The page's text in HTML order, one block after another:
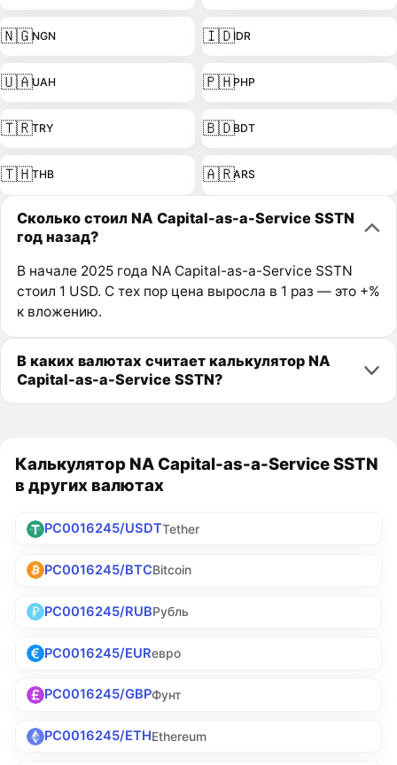
🇳🇬NGN 🇮🇩IDR
🇺🇦UAH 🇵🇭PHP
🇹🇷TRY 🇧🇩BDT
🇹🇭THB 🇦🇷ARS
Сколько стоил NA Capital-as-a-Service SSTN
год назад?
В начале 2025 года NA Capital-as-a-Service SSTN
стоил 1 USD. С тех пор цена выросла в 1 раз — это +%
к вложению.
В каких валютах считает калькулятор NA
Capital-as-a-Service SSTN?
Калькулятор NA Capital-as-a-Service SSTN
в других валютах
PC0016245/USDTTether
PC0016245/BTCBitcoin
PC0016245/RUBРубль
PC0016245/EURевро
PC0016245/GBPФунт
PC0016245/ETHEthereum